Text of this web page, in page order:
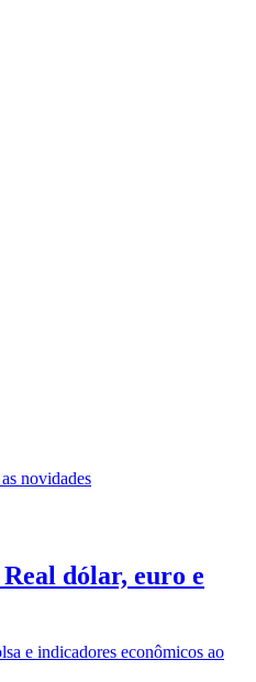
novidades
dólar, euro e
e indicadores econômicos ao